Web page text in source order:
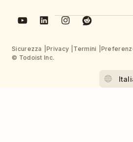
Sicurezza Privacy Termini
© Todoist Inc.